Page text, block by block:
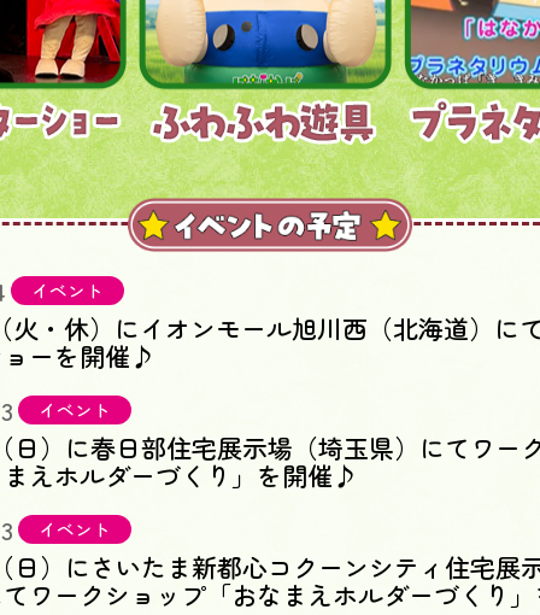
イベント
火・休）にイオンモール旭川西（北海道）に
ーを開催♪
イベント
日）に春日部住宅展示場（埼玉県）にてワー
えホルダーづくり」を開催♪
イベント
日）にさいたま新都心コクーンシティ住宅展
ワークショップ「おなまえホルダーづくり